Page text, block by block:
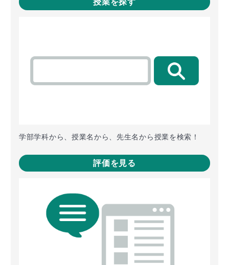
授業を探す
学部学科から、授業名から、先生名から授業を検索！
評価を見る